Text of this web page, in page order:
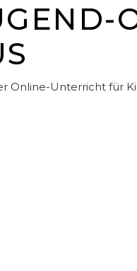
Online-Unterricht für